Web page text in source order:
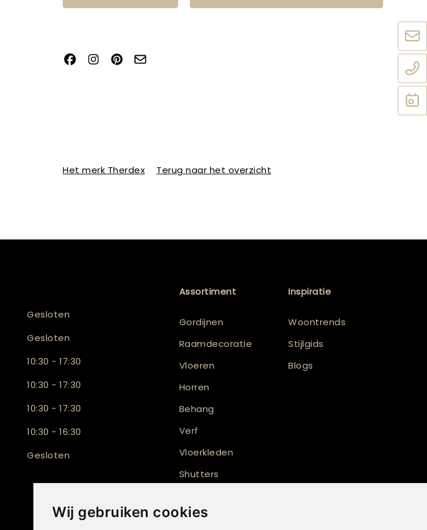
Wij gebruiken cookies
Het merk Therdex Terug naar het overzicht
Gesloten
Gesloten
10:30 - 17:30
10:30 - 17:30
10:30 - 17:30
10:30 - 16:30
Gesloten
Assortiment
Gordijnen
Raamdecoratie
Vloeren
Horren
Behang
Verf
Vloerkleden
Shutters
Inspiratie
Woontrends
Stijlgids
Blogs